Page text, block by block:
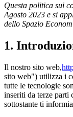
Questa politica sui
Agosto 2023 e si
dello Spazio
1.
Il nostro sito web,
sito web") utilizza i
tutte le tecnologie
inseriti da terze parti
sottostante ti